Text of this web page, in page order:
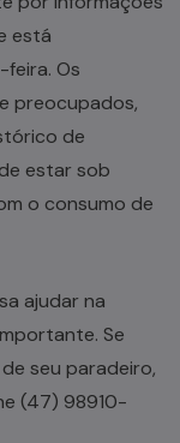
está
Os
preocupados,
de
estar sob
o consumo de
ajudar na
Se
seu paradeiro,
(47) 98910-